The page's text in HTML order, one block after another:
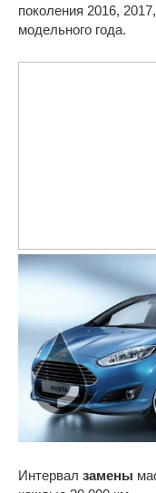
поколения 2016,
модельного года.
Интервал замены